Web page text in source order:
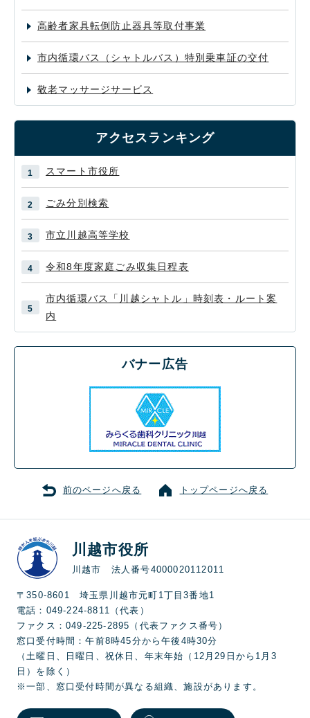
高齢者家具転倒防止器具等取付事業
市内循環バス（シャトルバス）特別乗車証の交付
敬老マッサージサービス
アクセスランキング
スマート市役所
ごみ分別検索
市立川越高等学校
令和8年度家庭ごみ収集日程表
市内循環バス「川越シャトル」時刻表・ルート案
内
バナー広告
前のページへ戻る トップページへ戻る
川越市役所
川越市 法人番号4000020112011
〒350-8601 埼玉県川越市元町1丁目3番地1
電話：049-224-8811（代表）
ファクス：049-225-2895（代表ファクス番号）
窓口受付時間：午前8時45分から午後4時30分
（土曜日、日曜日、祝休日、年末年始（12月29日から1月3
日）を除く）
※一部、窓口受付時間が異なる組織、施設があります。